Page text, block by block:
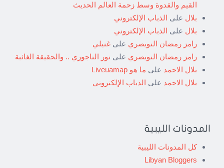
القيم والقدوة وسط زحمة العالم الحديث
بلال على الذباب الإلكتروني
بلال على الذباب الإلكتروني
رامز رمضان النويصري على غنيلي
رامز رمضان النويصري على نور التاجوري .. والحقيقة الغائبة
بلال الاحمد على ما هو Liveuamap
بلال الاحمد على الذباب الإلكتروني
المدونات الليبية
كل المدونات الليبية
Libyan Bloggers